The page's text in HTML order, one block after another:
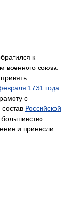
к
военного союза.
1731 года
о
Российской
и принесли